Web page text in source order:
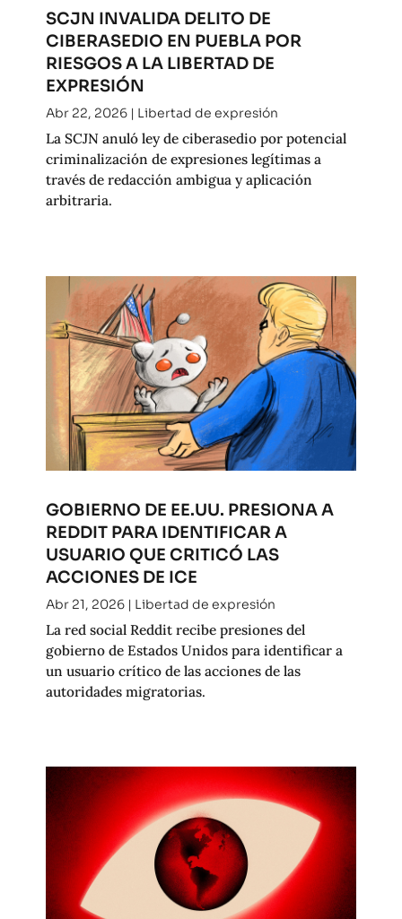
SCJN INVALIDA DELITO DE
CIBERASEDIO EN PUEBLA POR
RIESGOS A LA LIBERTAD DE
EXPRESIÓN
Abr 22, 2026| Libertad de expresión
La SCJN anuló ley de ciberasedio por potencial
criminalización de expresiones legítimas a
través de redacción ambigua y aplicación
arbitraria.
GOBIERNO DE EE.UU. PRESIONA A
REDDIT PARA IDENTIFICAR A
USUARIO QUE CRITICÓ LAS
ACCIONES DE ICE
Abr 21, 2026| Libertad de expresión
La red social Reddit recibe presiones del
gobierno de Estados Unidos para identificar a
un usuario crítico de las acciones de las
autoridades migratorias.